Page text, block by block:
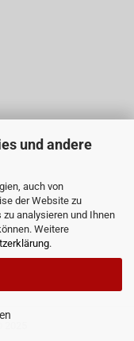
und andere
auch von
der Website zu
analysieren und Ihnen
Weitere
.